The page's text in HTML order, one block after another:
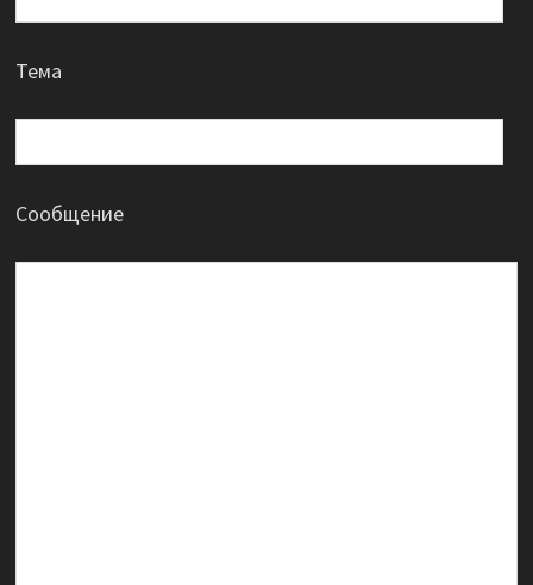
Тема
Сообщение